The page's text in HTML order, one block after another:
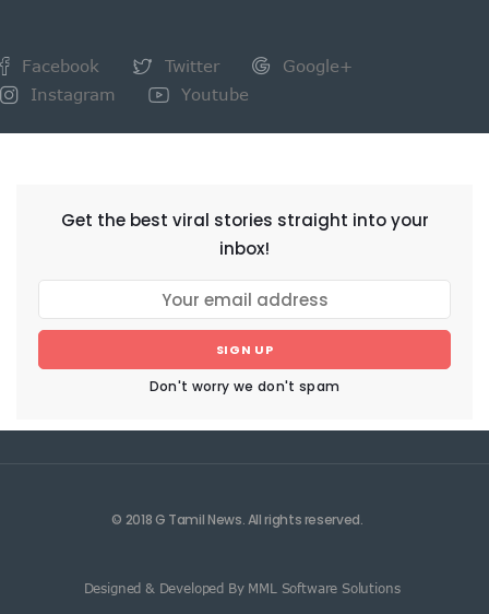
Facebook Twitter
Google+
Instagram
Youtube
Get the best viral stories straight into your
inbox!
SIGN UP
Don't worry we don't spam
© 2018 G Tamil News. All rights reserved.
Designed & Developed By MML Software Solutions